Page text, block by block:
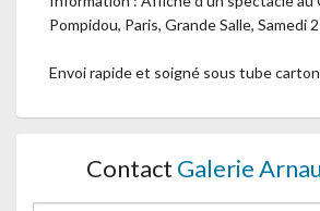
Pompidou, Paris, Grande Salle, Samedi
Envoi rapide et soigné sous tube
Contact Galerie